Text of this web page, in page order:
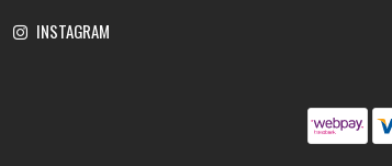
INSTAGRAM